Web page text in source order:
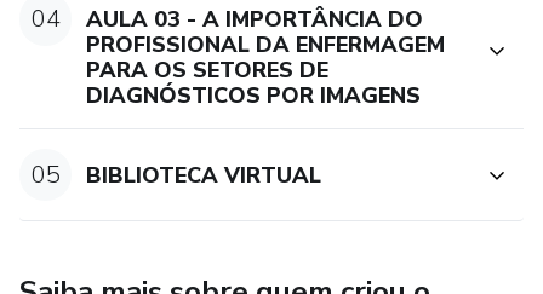
04
AULA 03 - A IMPORTÂNCIA DO
PROFISSIONAL DA ENFERMAGEM
PARA OS SETORES DE
DIAGNÓSTICOS POR IMAGENS
05 BIBLIOTECA VIRTUAL